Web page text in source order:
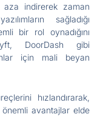
aza indirerek zaman
sağladığı
bir rol oynadığını
DoorDash gibi
için mali beyan
hızlandırarak,
avantajlar elde